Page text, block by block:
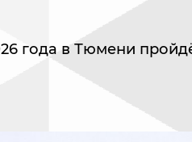
года в Тюмени